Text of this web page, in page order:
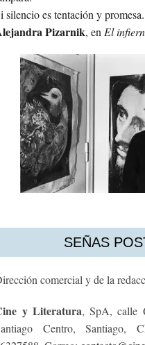
silencio es tentación y promesa.
Pizarnik, enEl
SEÑAS
comercial y de la
y Literatura, SpA, calle
Centro, Santiago,